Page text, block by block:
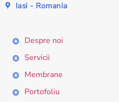
Iasi - Romania
Despre noi
Servicii
Membrane
Portofoliu